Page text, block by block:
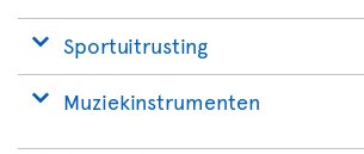
Sportuitrusting
Muziekinstrumenten